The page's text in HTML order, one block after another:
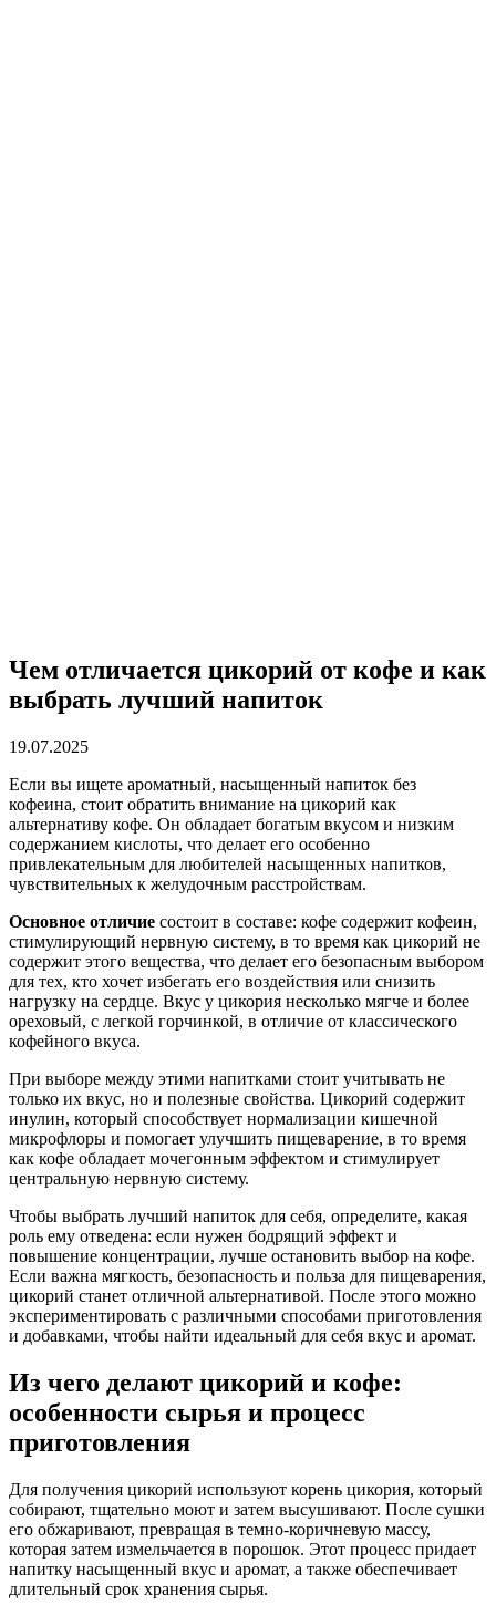
Чем отличается цикорий от кофе и как
выбрать лучший напиток
19.07.2025
Если вы ищете ароматный, насыщенный напиток без
кофеина, стоит обратить внимание на цикорий как
альтернативу кофе. Он обладает богатым вкусом и низким
содержанием кислоты, что делает его особенно
привлекательным для любителей насыщенных напитков,
чувствительных к желудочным расстройствам.
Основное отличие состоит в составе: кофе содержит кофеин,
стимулирующий нервную систему, в то время как цикорий не
содержит этого вещества, что делает его безопасным выбором
для тех, кто хочет избегать его воздействия или снизить
нагрузку на сердце. Вкус у цикория несколько мягче и более
ореховый, с легкой горчинкой, в отличие от классического
кофейного вкуса.
При выборе между этими напитками стоит учитывать не
только их вкус, но и полезные свойства. Цикорий содержит
инулин, который способствует нормализации кишечной
микрофлоры и помогает улучшить пищеварение, в то время
как кофе обладает мочегонным эффектом и стимулирует
центральную нервную систему.
Чтобы выбрать лучший напиток для себя, определите, какая
роль ему отведена: если нужен бодрящий эффект и
повышение концентрации, лучше остановить выбор на кофе.
Если важна мягкость, безопасность и польза для пищеварения,
цикорий станет отличной альтернативой. После этого можно
экспериментировать с различными способами приготовления
и добавками, чтобы найти идеальный для себя вкус и аромат.
Из чего делают цикорий и кофе:
особенности сырья и процесс
приготовления
Для получения цикорий используют корень цикория, который
собирают, тщательно моют и затем высушивают. После сушки
его обжаривают, превращая в темно-коричневую массу,
которая затем измельчается в порошок. Этот процесс придает
напитку насыщенный вкус и аромат, а также обеспечивает
длительный срок хранения сырья.